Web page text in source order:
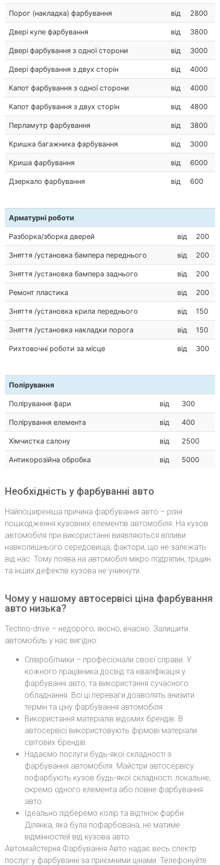
Порог (накладка) фарбування від 2800
Двері купе фарбування від 3800
Двері фарбування з одної сторони від 3000
Двері фарбування з двух сторін від 4000
Капот фарбування з одної сторони від 4000
Капот фарбування з двух сторін від 4800
Перламутр фарбування від 3800
Кришка багажника фарбування від 3000
Криша фарбування від 6000
Дзеркало фарбування від 600
Арматурні роботи
Разборка/зборка дверей від 200
Зняття /установка бампера переднього від 200
Зняття /установка бампера заднього від 200
Ремонт пластика від 200
Зняття /установка крила переднього від 150
Зняття /установка накладки порога від 150
Рихтовочні роботи за місце від 300
Полірування
Полірування фари від 300
Полірування елемента від 400
Хімчистка салону від 2500
Антикорозійна обробка від 5000
Необхідність у фарбуванні авто
Найпоширеніша причина фарбування авто – різні
пошкодження кузовних елементів автомобіля. На кузов
автомобіля при використанні виявляються впливи
навколишнього середовища, фактори, що не залежать
від нас. Тому поява на автомобілі мікро подряпин, тріщин
та інших дефектів кузова не уникнути.
Чому у нашому автосервісі ціна фарбування
авто низька?
Techno-drive – недорого, якісно, ​​вчасно. Залишити
автомобіль у нас вигідно:
Співробітники – професіонали своєї справи. У
кожного працівника досвід та кваліфікація у
фарбуванні авто, та використання сучасного
обладнання. Всі ці переваги дозволять знизити
термін та ціну фарбування автомобіля.
Використання матеріалів відомих брендів. В
автосервісі використовують фірмові матеріали
світових брендів.
Надаємо послуги будь-якої складності з
фарбування автомобіля. Майстри автосервісу
пофарбують кузов будь-якої складності: локальне,
окремо одного елемента або повне фарбування
авто.
Ідеально підберемо колір та відтінок фарби.
Ділянка, яка була пофарбована, не матиме
відмінностей від кузова авто.
Автомайстерня Фарбування Авто надає весь спектр
послуг у фарбуванні за приємними цінами. Телефонуйте